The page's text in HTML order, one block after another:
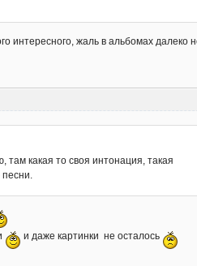
интересного, жаль в альбомах далеко
какая то своя интонация, такая
песни.
и даже картинки не осталось